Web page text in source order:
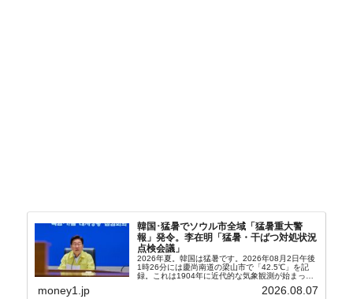
韓国･猛暑でソウル市全域「猛暑重大警
報」発令。李在明「猛暑・干ばつ対処状況
点検会議」
2026年夏。韓国は猛暑です。2026年08月2日午後
1時26分には慶尚南道の梁山市で「42.5℃」を記
録。これは1904年に近代的な気象観測が始まって
以来の韓国史上最高気温です。08月04日には、ソ
ウル市全域への「猛暑重大警報」が発令され...
money1.jp 2026.08.07